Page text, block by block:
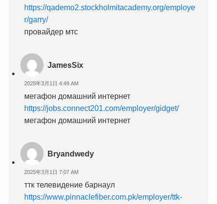
https://qademo2.stockholmitacademy.org/employe
r/garry/
провайдер мтс
JamesSix
2025年3月1日 4:49 AM
мегафон домашний интернет
https://jobs.connect201.com/employer/gidget/
мегафон домашний интернет
Bryandwedy
2025年3月1日 7:07 AM
ттк телевидение барнаул
https://www.pinnaclefiber.com.pk/employer/ttk-